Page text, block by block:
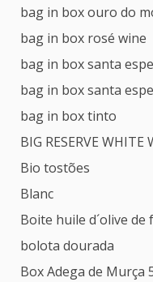
bag in box ouro do
bag in box rosé wine
bag in box santa
bag in box santa
bag in box tinto
BIG RESERVE
Bio tostões
Blanc
Boite huile d´olive de
bolota dourada
Box Adega de Murça